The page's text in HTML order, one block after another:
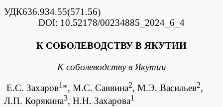
DOI: 10.52178/00234885_2024_6_4
К СОБОЛЕВОДСТВУ В ЯКУТИИ
К соболеводству в Якутии
Е.С. Захаров1 *, М.С. Саввина2, М.Э. Васильев2,
Л.П. Корякина3, Н.Н. Захарова1